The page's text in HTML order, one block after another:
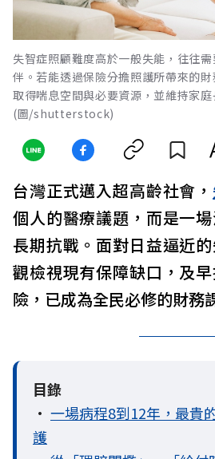
失智症照顧難度高於一般失能，往往
伴。若能透過保險分擔照護所帶來的
取得喘息空間與必要資源，並維持家庭
(圖/shutterstock)
台灣正式邁入超高齡社會，
個人的醫療議題，而是一
長期抗戰。面對日益逼近
觀檢視現有保障缺口，及
險，已成為全民必修的財務
目錄
• 一場病程8到12年，最貴
護